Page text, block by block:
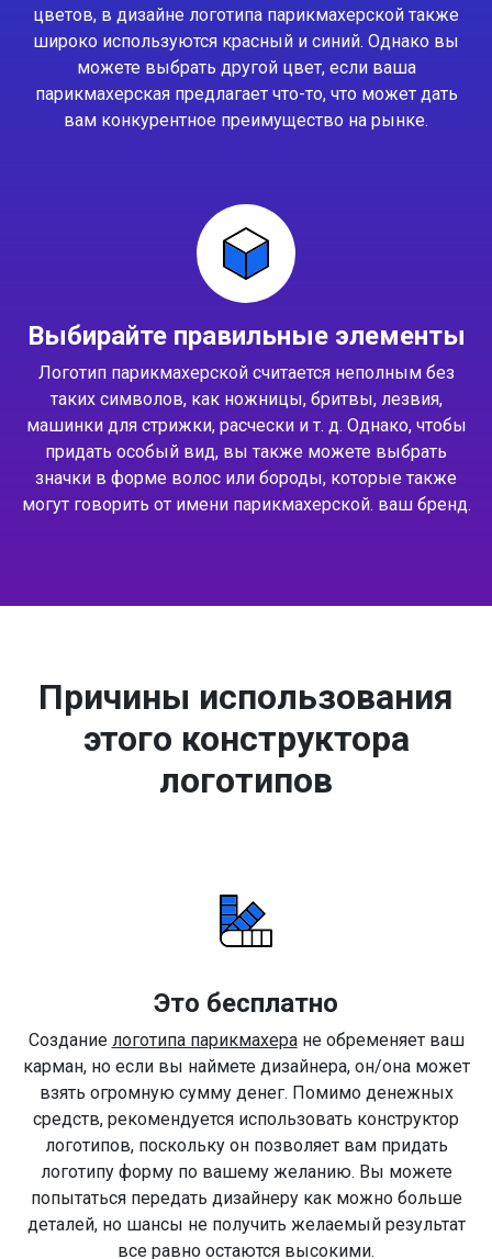
цветов, в дизайне логотипа парикмахерской также
широко используются красный и синий. Однако вы
можете выбрать другой цвет, если ваша
парикмахерская предлагает что-то, что может дать
вам конкурентное преимущество на рынке.
Выбирайте правильные элементы
Логотип парикмахерской считается неполным без
таких символов, как ножницы, бритвы, лезвия,
машинки для стрижки, расчески и т. д. Однако, чтобы
придать особый вид, вы также можете выбрать
значки в форме волос или бороды, которые также
могут говорить от имени парикмахерской. ваш бренд.
Причины использования
этого конструктора
логотипов
Это бесплатно
Создание логотипа парикмахеране обременяет ваш
карман, но если вы наймете дизайнера, он/она может
взять огромную сумму денег. Помимо денежных
средств, рекомендуется использовать конструктор
логотипов, поскольку он позволяет вам придать
логотипу форму по вашему желанию. Вы можете
попытаться передать дизайнеру как можно больше
деталей, но шансы не получить желаемый результат
все равно остаются высокими.